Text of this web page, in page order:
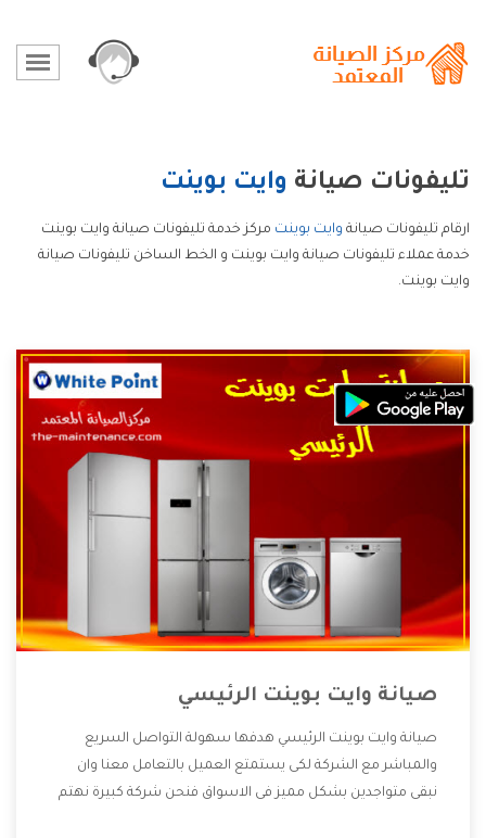
تليفونات صيانة وايت بوينت
ارقام تليفونات صيانة وايت بوينت مركز خدمة تليفونات صيانة وايت بوينت
خدمة عملاء تليفونات صيانة وايت بوينت و الخط الساخن تليفونات صيانة
وايت بوينت.
صيانة وايت بوينت الرئيسي
صيانة وايت بوينت الرئيسي هدفها سهولة التواصل السريع
والمباشر مع الشركة لكى يستمتع العميل بالتعامل معنا وان
نبقى متواجدين بشكل مميز فى الاسواق فنحن شركة كبيرة نهتم